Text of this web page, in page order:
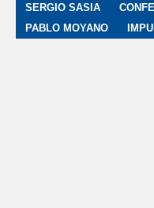
SERGIO SASIA
PABLO MOYANO